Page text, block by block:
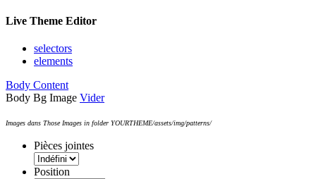
Live Theme Editor
selectors
elements
Body Content
Body Bg Image Vider
Images dans Those Images in folder YOURTHEME/assets/img/patterns/
Pièces jointes
Position